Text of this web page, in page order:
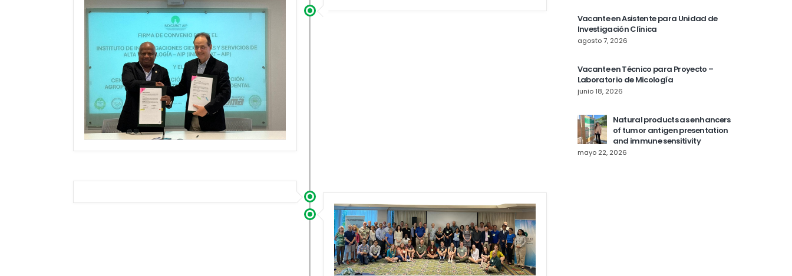
Vacante en Asistente para Unidad de
Investigación Clínica
agosto 7, 2026
Vacante en Técnico para Proyecto –
Laboratorio de Micología
junio 18, 2026
Natural products as enhancers
of tumor antigen presentation
and immune sensitivity
mayo 22, 2026